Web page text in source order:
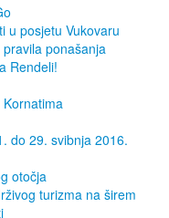
u posjetu Vukovaru
pravila ponašanja
Rendeli!
do 29. svibnja 2016.
otočja
turizma na širem